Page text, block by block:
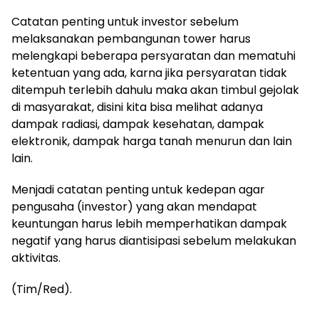
Catatan penting untuk investor sebelum
melaksanakan pembangunan tower harus
melengkapi beberapa persyaratan dan mematuhi
ketentuan yang ada, karna jika persyaratan tidak
ditempuh terlebih dahulu maka akan timbul gejolak
di masyarakat, disini kita bisa melihat adanya
dampak radiasi, dampak kesehatan, dampak
elektronik, dampak harga tanah menurun dan lain
lain.
Menjadi catatan penting untuk kedepan agar
pengusaha (investor) yang akan mendapat
keuntungan harus lebih memperhatikan dampak
negatif yang harus diantisipasi sebelum melakukan
aktivitas.
(Tim/Red).